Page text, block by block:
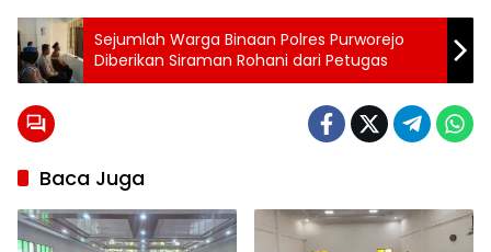
Tag:
24 jam
purworejo
berita
24
jam
berita
purworejo
berita
purworejo
hari ini
Topik:
Kelulusan
Sejumlah Warga Binaan Polres Purworejo
Diberikan Siraman Rohani dari Petugas
Baca Juga